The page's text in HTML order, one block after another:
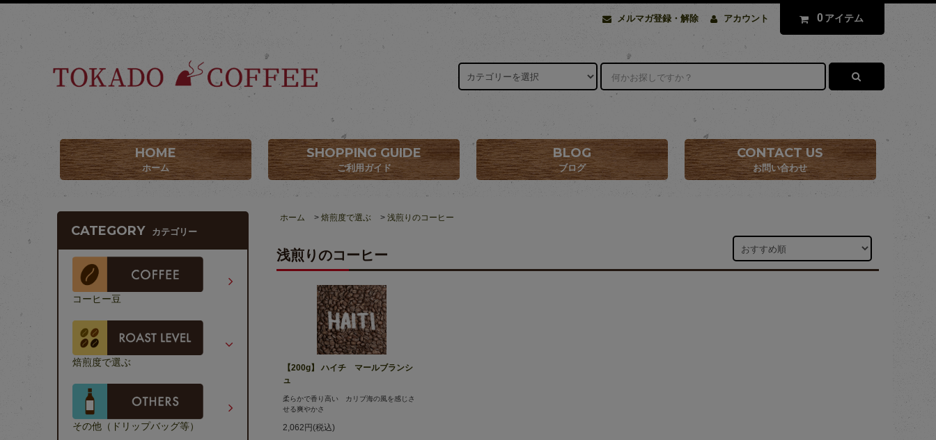
メルマガ登録・解除 アカウント 0 アイテム
HOME
ホーム
SHOPPING GUIDE
ご利用ガイド
BLOG
ブログ
CONTACT US
お問い合わせ
ホーム > 焙煎度で選ぶ > 浅煎りのコーヒー
浅煎りのコーヒー
【200g】 ハイチ マールブランシ
ュ
柔らかで香り高い カリブ海の風を感じさ
せる爽やかさ
2,062円(税込)
CATEGORY カテゴリー
コーヒー豆
焙煎度で選ぶ
その他（ドリップバッグ等）